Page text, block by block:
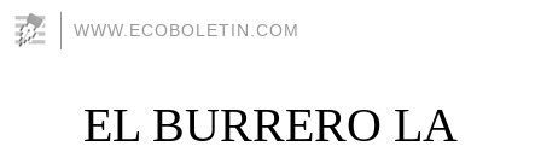
WWW.ECOBOLETIN.COM
EL BURRERO LA